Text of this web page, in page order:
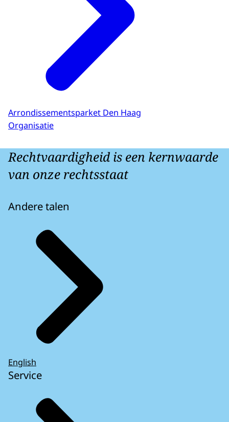
Arrondissementsparket Den Haag
Organisatie
Rechtvaardigheid is een kernwaarde
van onze rechtsstaat
Andere talen
English
Service